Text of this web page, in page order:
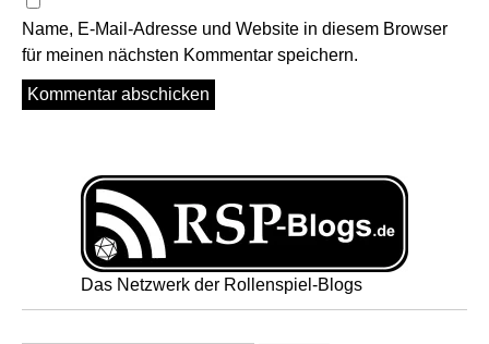
Name, E-Mail-Adresse und Website in diesem Browser
für meinen nächsten Kommentar speichern.
Das Netzwerk der Rollenspiel-Blogs